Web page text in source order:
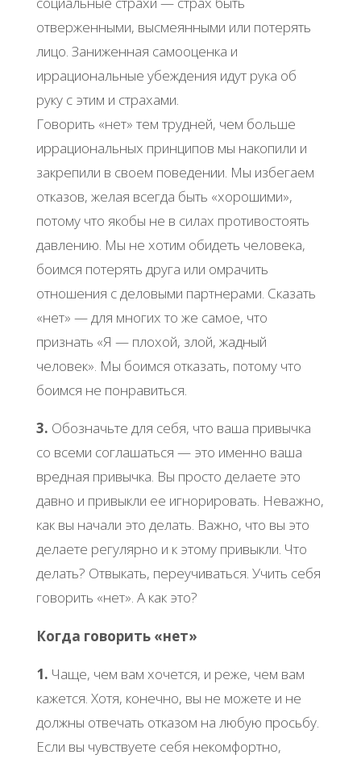
отверженными, высмеянными или потерять
лицо. Заниженная самооценка и
иррациональные убеждения идут рука об
руку с этим и страхами.
Говорить «нет» тем трудней, чем больше
иррациональных принципов мы накопили и
закрепили в своем поведении. Мы избегаем
отказов, желая всегда быть «хорошими»,
потому что якобы не в силах противостоять
давлению. Мы не хотим обидеть человека,
боимся потерять друга или омрачить
отношения с деловыми партнерами. Сказать
«нет» — для многих то же самое, что
признать «Я — плохой, злой, жадный
человек». Мы боимся отказать, потому что
боимся не понравиться.
3. Обозначьте для себя, что ваша привычка
со всеми соглашаться — это именно ваша
вредная привычка. Вы просто делаете это
давно и привыкли ее игнорировать. Неважно,
как вы начали это делать. Важно, что вы это
делаете регулярно и к этому привыкли. Что
делать? Отвыкать, переучиваться. Учить себя
говорить «нет». А как это?
Когда говорить «нет»
1. Чаще, чем вам хочется, и реже, чем вам
кажется. Хотя, конечно, вы не можете и не
должны отвечать отказом на любую просьбу.
Если вы чувствуете себя некомфортно,